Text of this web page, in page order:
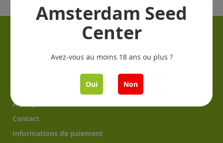
Amsterdam Seed
Center
Avez-vous au moins 18 ans ou plus ?
Oui Non
Comment germer?
Culture du cannabis?
À propos de nous
Contact
Informations de paiement